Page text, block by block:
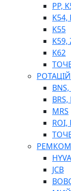
ФІЛЬТРИ ДЛЯ
ПІДДОНИ ДЛЯ
МОДУЛЬНІ АЗС
ЛІЧИЛЬНИКИ
КОТУШКИ ДЛЯ
НАСОСИ ДЛЯ
МОБІЛЬНІ
ПІСТОЛЕТИ
PP,
K54,
K55
K59,
K62
BRS,
MRS
ROI,
HYVA
JCB